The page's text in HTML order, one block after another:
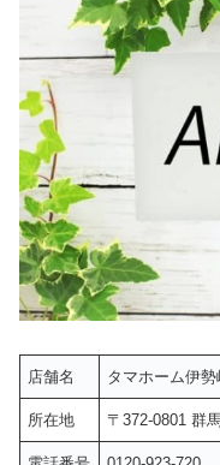
店舗名 タマホーム伊勢
所在地 〒372-0801 群